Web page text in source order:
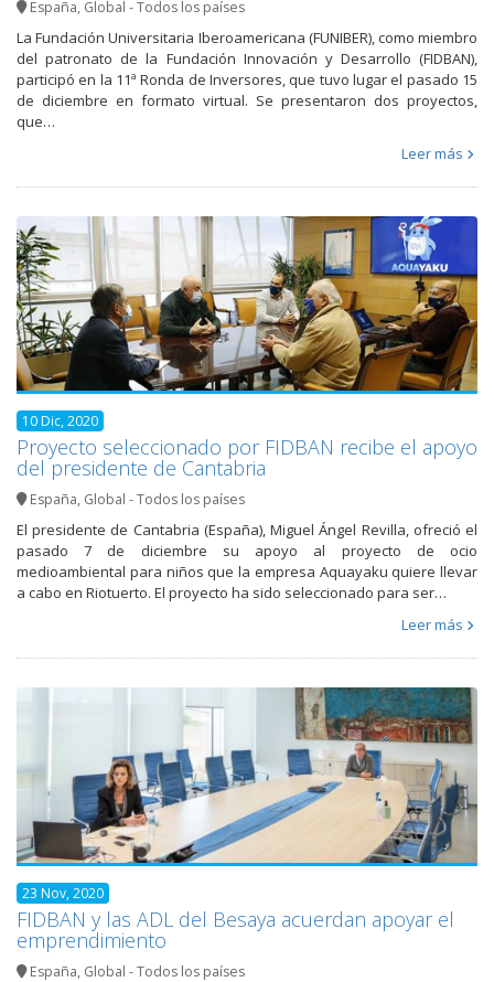
España, Global - Todos los países
La Fundación Universitaria Iberoamericana (FUNIBER), como miembro
del patronato de la Fundación Innovación y Desarrollo (FIDBAN),
participó en la 11ª Ronda de Inversores, que tuvo lugar el pasado 15
de diciembre en formato virtual. Se presentaron dos proyectos,
que…
Leer más
10 Dic, 2020
Proyecto seleccionado por FIDBAN recibe el apoyo
del presidente de Cantabria
España, Global - Todos los países
El presidente de Cantabria (España), Miguel Ángel Revilla, ofreció el
pasado 7 de diciembre su apoyo al proyecto de ocio
medioambiental para niños que la empresa Aquayaku quiere llevar
a cabo en Riotuerto. El proyecto ha sido seleccionado para ser…
Leer más
23 Nov, 2020
FIDBAN y las ADL del Besaya acuerdan apoyar el
emprendimiento
España, Global - Todos los países